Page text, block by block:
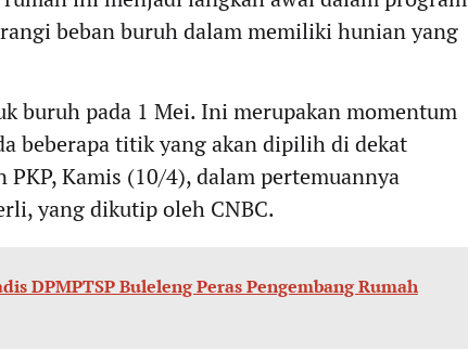
beban buruh dalam memiliki hunian yang
buruh pada 1 Mei. Ini merupakan momentum
beberapa titik yang akan dipilih di dekat
Kamis (10/4), dalam pertemuannya
yang dikutip oleh CNBC.
DPMPTSP Buleleng Peras Pengembang Rumah